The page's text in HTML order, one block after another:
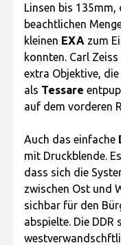
Linsen bis 135mm,
beachtlichen
kleinen EXA zum
konnten. Carl
extra Objektive,
als Tessare
auf dem vorderen
Auch das einfache
mit Druckblende.
dass sich die
zwischen Ost und
sichbar für den
abspielte. Die